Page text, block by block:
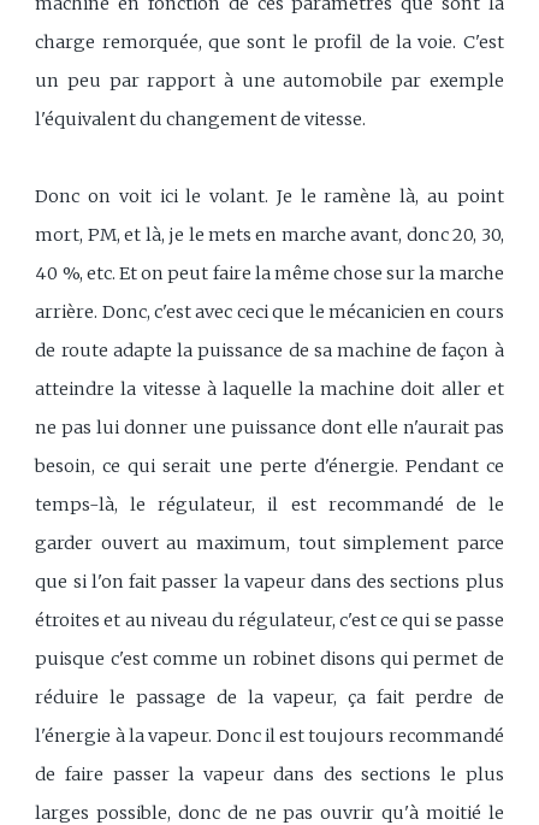
charge remorquée, que sont le profil de la voie. C'est
un peu par rapport à une automobile par exemple
l'équivalent du changement de vitesse.
Donc on voit ici le volant. Je le ramène là, au point
mort, PM, et là, je le mets en marche avant, donc 20, 30,
40 %, etc. Et on peut faire la même chose sur la marche
arrière. Donc, c'est avec ceci que le mécanicien en cours
de route adapte la puissance de sa machine de façon à
atteindre la vitesse à laquelle la machine doit aller et
ne pas lui donner une puissance dont elle n'aurait pas
besoin, ce qui serait une perte d'énergie. Pendant ce
temps-là, le régulateur, il est recommandé de le
garder ouvert au maximum, tout simplement parce
que si l'on fait passer la vapeur dans des sections plus
étroites et au niveau du régulateur, c'est ce qui se passe
puisque c'est comme un robinet disons qui permet de
réduire le passage de la vapeur, ça fait perdre de
l'énergie à la vapeur. Donc il est toujours recommandé
de faire passer la vapeur dans des sections le plus
larges possible, donc de ne pas ouvrir qu'à moitié le